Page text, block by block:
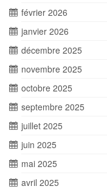
février 2026
janvier 2026
décembre 2025
novembre 2025
octobre 2025
septembre 2025
juillet 2025
juin 2025
mai 2025
avril 2025